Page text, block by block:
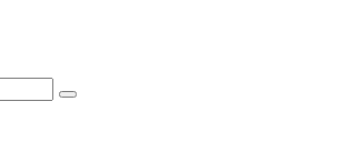
Search